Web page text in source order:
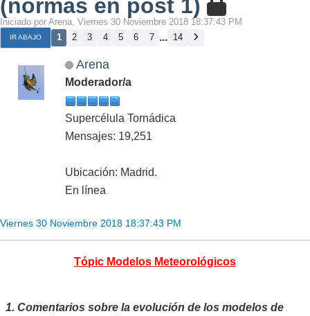
(normas en post 1)
Iniciado por Arena, Viernes 30 Noviembre 2018 18:37:43 PM
IR ABAJO 1 2 3 4 5 6 7 ... 14
Arena
Moderador/a
Supercélula Tornádica
Mensajes: 19,251
Ubicación: Madrid.
En línea
Viernes 30 Noviembre 2018 18:37:43 PM
Tópic Modelos Meteorológicos
1. Comentarios sobre la evolución de los modelos de